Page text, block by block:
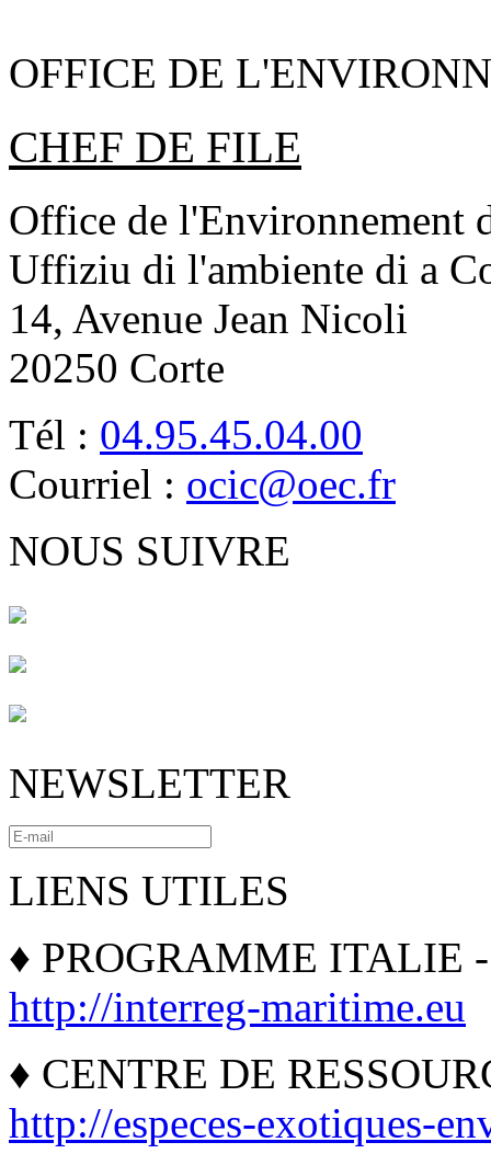
OFFICE DE
CHEF DE FILE
Office de l'Environnement
Uffiziu di l'ambiente di a
14, Avenue Jean Nicoli
20250 Corte
Tél : 04.95.45.04.00
Courriel : ocic@oec.fr
NOUS SUIVRE
NEWSLETTER
LIENS UTILES
♦ PROGRAMME ITALIE
http://interreg-maritime.eu
♦ CENTRE DE
http://especes-exotiques-